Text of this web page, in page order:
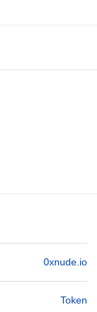
0xnude.io
Token